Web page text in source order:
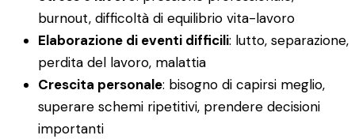
burnout, difficoltà di equilibrio vita-lavoro
Elaborazione di eventi difficili: lutto, separazione,
perdita del lavoro, malattia
Crescita personale: bisogno di capirsi meglio,
superare schemi ripetitivi, prendere decisioni
importanti